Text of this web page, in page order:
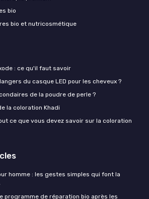
bio
bio et nutricosmétique
: ce qu'il faut savoir
du casque LED pour les cheveux ?
de la poudre de perle ?
la coloration Khadi
ce que vous devez savoir sur la coloration
homme : les gestes simples qui font la
programme de réparation bio après les